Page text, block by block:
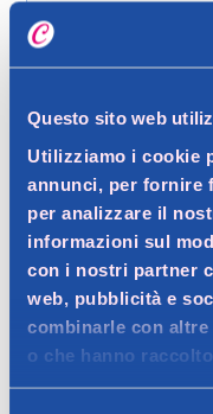
Questo sito web
Utilizziamo i cookie
annunci, per fornire
per analizzare il
informazioni sul
con i nostri partner
web, pubblicità e
combinarle con
o che hanno
Spedizione gratuita
Ritiro in negozio
Dettagli prodotto
Descrizione